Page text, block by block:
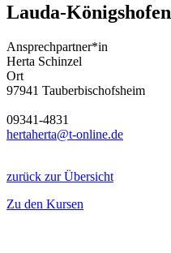
Lauda-Königshofen
Ansprechpartner*in
Herta Schinzel
Ort
97941 Tauberbischofsheim
09341-4831
hertaherta@t-online.de
zurück zur Übersicht
Zu den Kursen